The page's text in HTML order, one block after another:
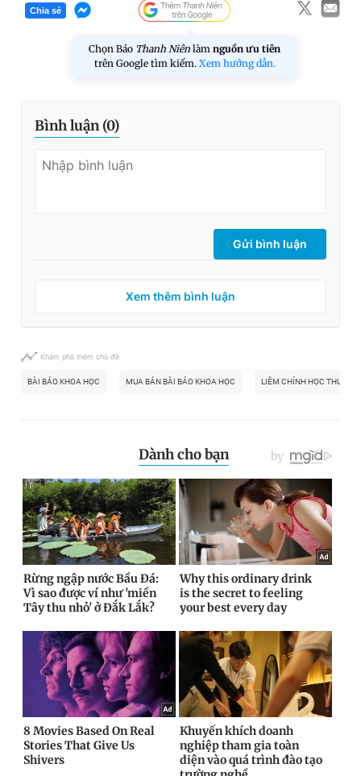
Chia sẻ
Chọn Báo Thanh Niên làm nguồn ưu tiên
trên Google tìm kiếm. Xem hướng dẫn.
Bình luận (0)
Gửi bình luận
Xem thêm bình luận
Khám phá thêm chủ đề
BÀI BÁO KHOA HỌC MUA BÁN BÀI BÁO KHOA HỌC LIÊM CHÍNH HỌC THUẬT